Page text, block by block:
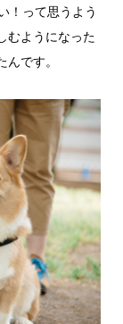
！って思うよう
むようになった
です。